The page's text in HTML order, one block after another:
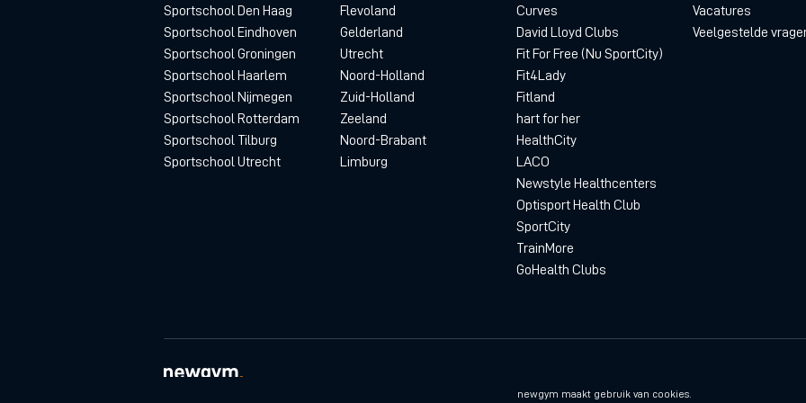
Sportschool Den Haag
Sportschool Eindhoven
Sportschool Groningen
Sportschool Haarlem
Sportschool Nijmegen
Sportschool Rotterdam
Sportschool Tilburg
Sportschool Utrecht
Flevoland
Gelderland
Utrecht
Noord-Holland
Zuid-Holland
Zeeland
Noord-Brabant
Limburg
Curves
David Lloyd Clubs
Fit For Free (Nu SportCity)
Fit4Lady
Fitland
hart for her
HealthCity
LACO
Newstyle Healthcenters
Optisport Health Club
SportCity
TrainMore
GoHealth Clubs
Vacatures
Veelgestelde
newgym maakt gebruik van cookies.